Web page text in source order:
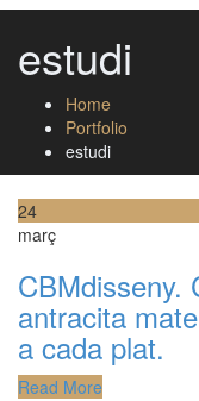
estudi
Home
Portfolio
estudi
24
març
CBMdisseny.
antracita
a cada plat.
Read More